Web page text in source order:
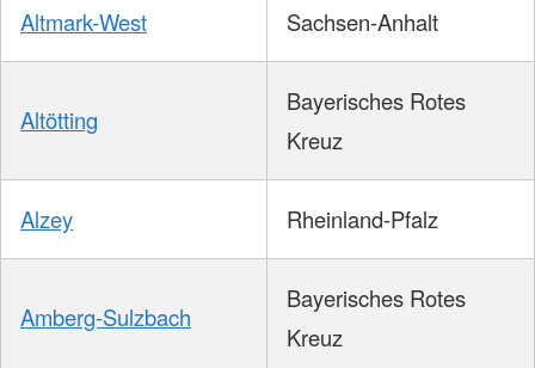
Altmark-West Sachsen-Anhalt
Altötting
Bayerisches Rotes
Kreuz
Alzey Rheinland-Pfalz
Amberg-Sulzbach
Bayerisches Rotes
Kreuz